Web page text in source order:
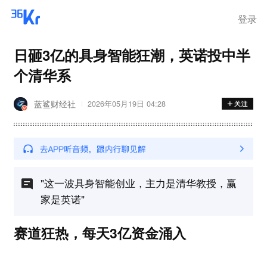
登录
日砸3亿的具身智能狂潮，英诺投中半
个清华系
蓝鲨财经社 2026年05月19日 04:28
"这一波具身智能创业，主力是清华教授，赢
家是英诺"
赛道狂热，每天3亿资金涌入